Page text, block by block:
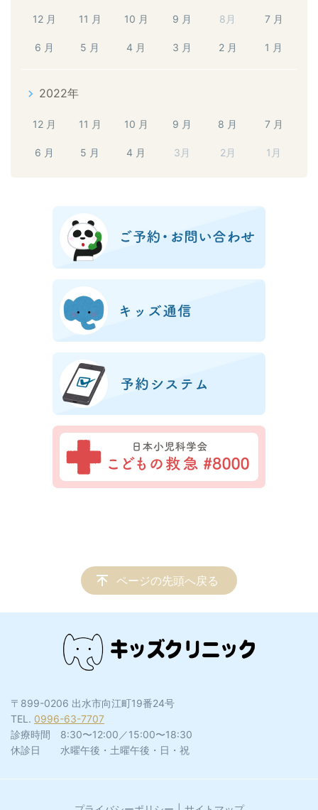
12 月 11 月 10 月 9 月 8月 7 月
6 月 5 月 4 月 3 月 2 月 1 月
2022年
12 月 11 月 10 月 9 月 8 月 7 月
6 月 5 月 4 月 3月 2月 1月
ページの先頭へ戻る
〒899-0206 出水市向江町19番24号
TEL. 0996-63-7707
診療時間 8:30〜12:00／15:00〜18:30
休診日 水曜午後・土曜午後・日・祝